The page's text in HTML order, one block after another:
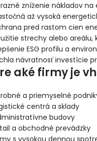
On-grid
€ s
zníženie nákladov na
až vysoká
pred rastom cien
strechy alebo areálu,
ESG profilu a
návratnosť investície
aké firmy je
a priemyselné
centrá a sklady
budovy
a obchodné prevádzky
s vysokou dennou